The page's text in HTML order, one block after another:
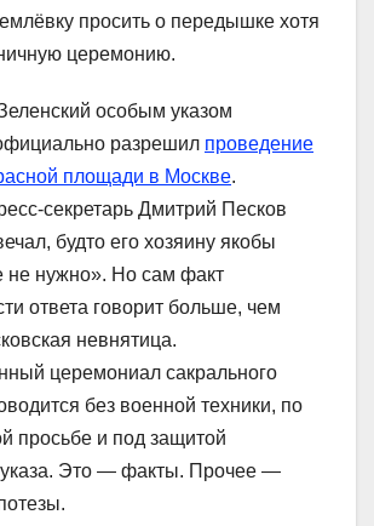
просить о передышке хотя
церемонию.
особым указом
разрешил проведение
площади в Москве.
секретарь Дмитрий Песков
будто его хозяину якобы
не нужно». Но сам факт
ответа говорит больше, чем
невнятица.
церемониал сакрального
без военной техники, по
просьбе и под защитой
указа. Это — факты. Прочее —